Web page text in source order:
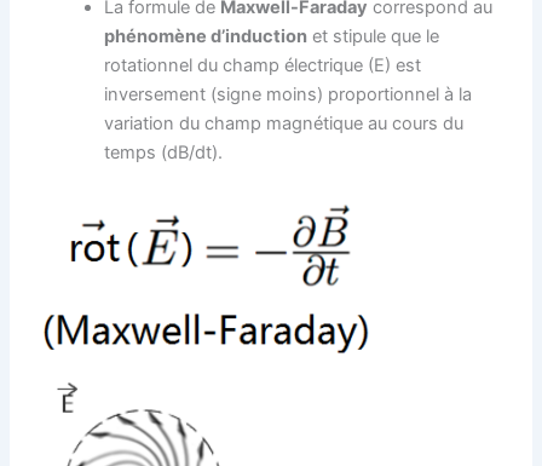
La formule de Maxwell-Faraday correspond au
phénomène d’induction et stipule que le
rotationnel du champ électrique (E) est
inversement (signe moins) proportionnel à la
variation du champ magnétique au cours du
temps (dB/dt).